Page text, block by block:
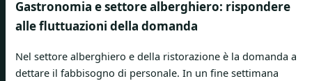
Gastronomia e settore alberghiero: rispondere
alle fluttuazioni della domanda
Nel settore alberghiero e della ristorazione è la domanda a
dettare il fabbisogno di personale. In un fine settimana